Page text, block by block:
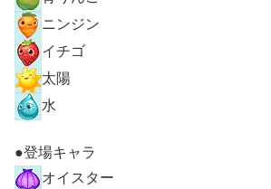
ニンジン
イチゴ
太陽
水
●登場キャラ
オイスター